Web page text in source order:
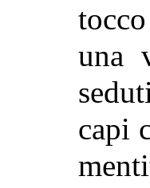
una
capi